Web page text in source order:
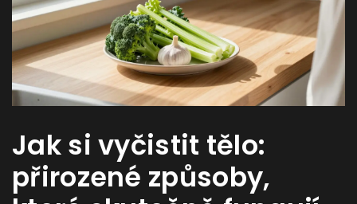
Jak si vyčistit tělo:
přirozené způsoby,